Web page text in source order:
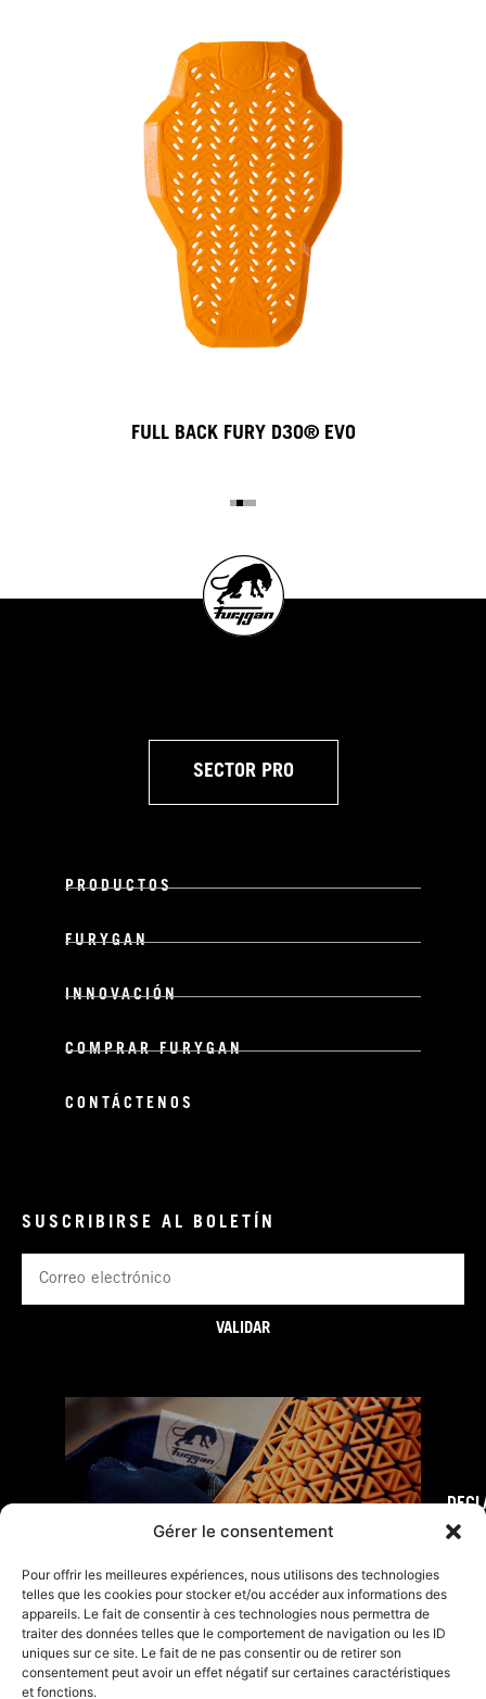
Gérer le consentement
Pour offrir les meilleures expériences, nous utilisons des technologies
telles que les cookies pour stocker et/ou accéder aux informations des
appareils. Le fait de consentir à ces technologies nous permettra de
traiter des données telles que le comportement de navigation ou les ID
uniques sur ce site. Le fait de ne pas consentir ou de retirer son
consentement peut avoir un effet négatif sur certaines caractéristiques
et fonctions.
FULL BACK FURY D3O® EVO
SECTOR PRO
PRODUCTOS
FURYGAN
INNOVACIÓN
COMPRAR FURYGAN
CONTÁCTENOS
SUSCRIBIRSE AL BOLETÍN
VALIDAR